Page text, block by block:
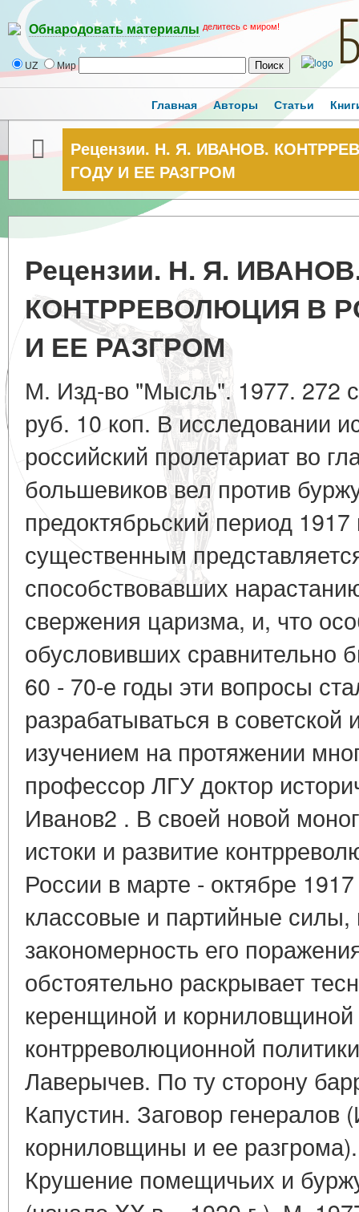
Обнародовать материалы делитесь с миром!
UZ Мир
Главная Авторы Статьи
Рецензии. Н. Я. ИВАНОВ.
ГОДУ И ЕЕ РАЗГРОМ
Рецензии. Н. Я.
КОНТРРЕВОЛЮЦИЯ В
И ЕЕ РАЗГРОМ
М. Изд-во "Мысль". 1977. 272
руб. 10 коп. В исследовании
российский пролетариат во
большевиков вел против
предоктябрьский период
существенным
способствовавших
свержения царизма, и, что
обусловивших сравнительно
60 - 70-е годы эти вопросы
разрабатываться в
изучением на протяжении
профессор ЛГУ доктор
Иванов2 . В своей новой
истоки и развитие
России в марте - октябре 1917
классовые и партийные силы,
закономерность его
обстоятельно раскрывает
керенщиной и
контрреволюционной
Лаверычев. По ту сторону
Капустин. Заговор генералов
корниловщины и ее
Крушение помещичьих и